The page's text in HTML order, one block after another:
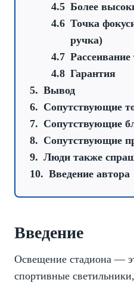
Более
Точка
ручка)
Рассеивание
Гарантия
Вывод
Cопутствующие
Cопутствующие
Cопутствующие
Люди также
Введение автора
Введение
Освещение стадиона —
спортивные